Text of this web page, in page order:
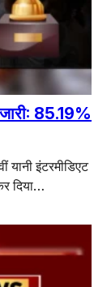
85.19%
यानी इंटरमीडिएट
दिया…